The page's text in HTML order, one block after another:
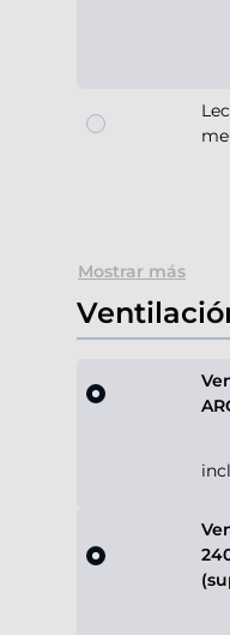
Mostrar más